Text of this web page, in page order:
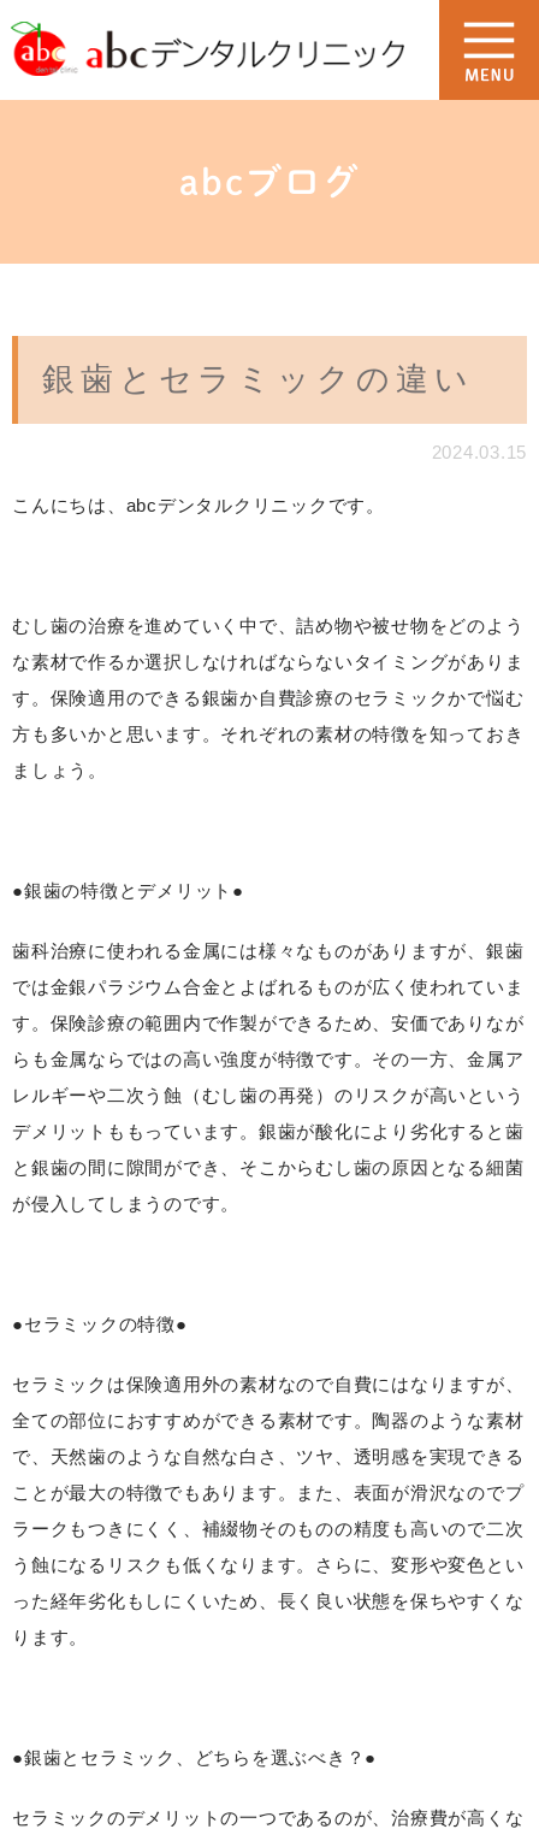
abcブログ
銀歯とセラミックの違い
2024.03.15
こんにちは、abcデンタルクリニックです。
むし歯の治療を進めていく中で、詰め物や被せ物をどのよう
な素材で作るか選択しなければならないタイミングがありま
す。保険適用のできる銀歯か自費診療のセラミックかで悩む
方も多いかと思います。それぞれの素材の特徴を知っておき
ましょう。
●銀歯の特徴とデメリット●
歯科治療に使われる金属には様々なものがありますが、銀歯
では金銀パラジウム合金とよばれるものが広く使われていま
す。保険診療の範囲内で作製ができるため、安価でありなが
らも金属ならではの高い強度が特徴です。その一方、金属ア
レルギーや二次う蝕（むし歯の再発）のリスクが高いという
デメリットももっています。銀歯が酸化により劣化すると歯
と銀歯の間に隙間ができ、そこからむし歯の原因となる細菌
が侵入してしまうのです。
●セラミックの特徴●
セラミックは保険適用外の素材なので自費にはなりますが、
全ての部位におすすめができる素材です。陶器のような素材
で、天然歯のような自然な白さ、ツヤ、透明感を実現できる
ことが最大の特徴でもあります。また、表面が滑沢なのでプ
ラークもつきにくく、補綴物そのものの精度も高いので二次
う蝕になるリスクも低くなります。さらに、変形や変色とい
った経年劣化もしにくいため、長く良い状態を保ちやすくな
ります。
●銀歯とセラミック、どちらを選ぶべき？●
セラミックのデメリットの一つであるのが、治療費が高くな